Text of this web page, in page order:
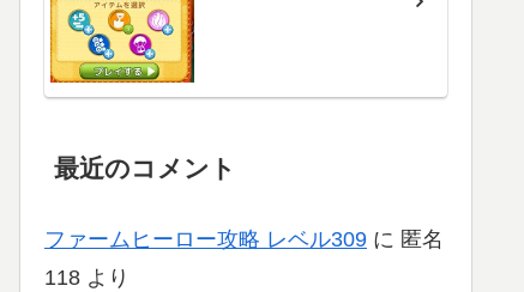
最近のコメント
ファームヒーロー攻略 レベル309 に 匿名
118 より